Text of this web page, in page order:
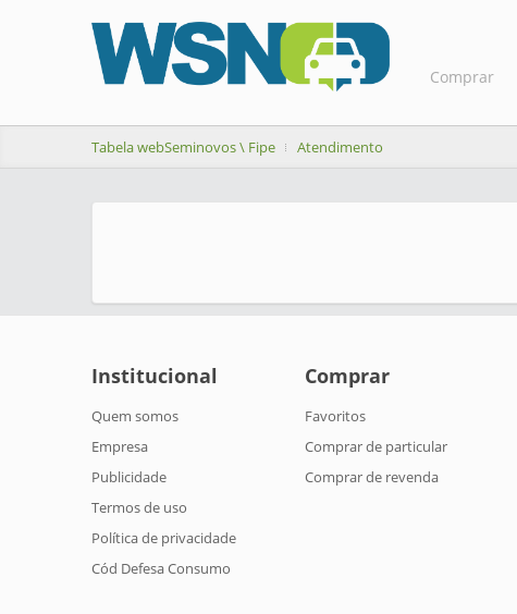
Comprar
Tabela webSeminovos \ Fipe Atendimento
Institucional
Quem somos
Empresa
Publicidade
Termos de uso
Política de privacidade
Cód Defesa Consumo
Comprar
Favoritos
Comprar de particular
Comprar de revenda